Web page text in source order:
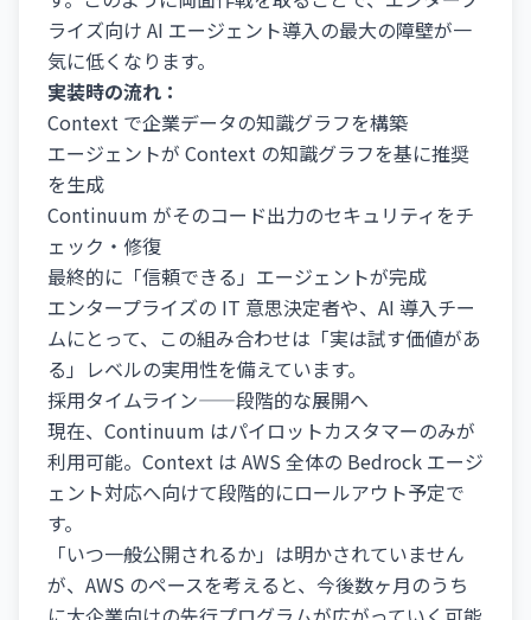
ライズ向け AI エージェント導入の最大の障壁が一
気に低くなります。
実装時の流れ：
Context で企業データの知識グラフを構築
エージェントが Context の知識グラフを基に推奨
を生成
Continuum がそのコード出力のセキュリティをチ
ェック・修復
最終的に「信頼できる」エージェントが完成
エンタープライズの IT 意思決定者や、AI 導入チー
ムにとって、この組み合わせは「実は試す価値があ
る」レベルの実用性を備えています。
採用タイムライン——段階的な展開へ
現在、Continuum はパイロットカスタマーのみが
利用可能。Context は AWS 全体の Bedrock エージ
ェント対応へ向けて段階的にロールアウト予定で
す。
「いつ一般公開されるか」は明かされていません
が、AWS のペースを考えると、今後数ヶ月のうち